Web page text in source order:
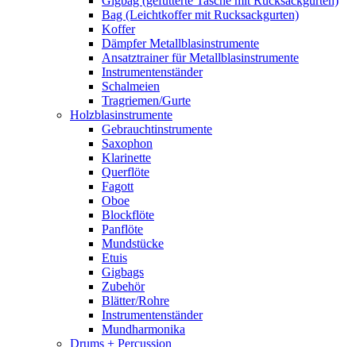
Bag (Leichtkoffer mit Rucksackgurten)
Koffer
Dämpfer Metallblasinstrumente
Ansatztrainer für Metallblasinstrumente
Instrumentenständer
Schalmeien
Tragriemen/Gurte
Holzblasinstrumente
Gebrauchtinstrumente
Saxophon
Klarinette
Querflöte
Fagott
Oboe
Blockflöte
Panflöte
Mundstücke
Etuis
Gigbags
Zubehör
Blätter/Rohre
Instrumentenständer
Mundharmonika
Drums + Percussion